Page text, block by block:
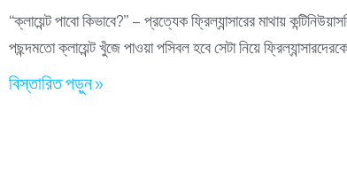
“ক্লায়েন্ট পাবো কিভাবে?” – প্রত্যেক ফ্রিল্যান্সারের মাথায়
পছন্দমতো ক্লায়েন্ট খুঁজে পাওয়া পসিবল হবে সেটা নিয়ে
বিস্তারিত পড়ুন »